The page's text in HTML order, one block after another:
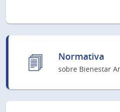
Normativa
sobre Bienestar